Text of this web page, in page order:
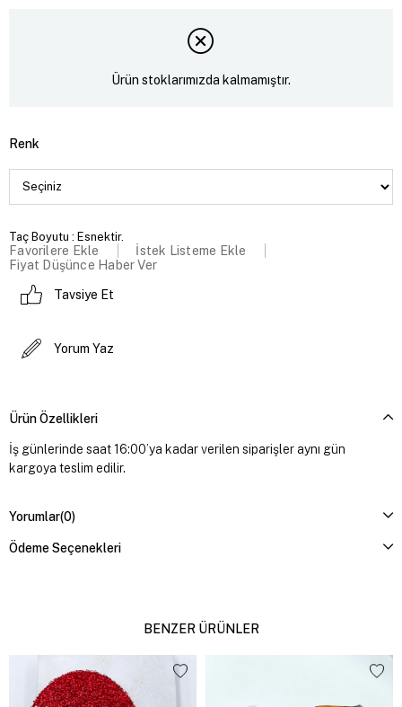
Ürün stoklarımızda kalmamıştır.
Renk
Taç Boyutu : Esnektir.
Favorilere Ekle
İstek Listeme Ekle
Fiyat Düşünce Haber Ver
Tavsiye Et
Yorum Yaz
Ürün Özellikleri
İş günlerinde saat 16:00’ya kadar verilen siparişler aynı gün
kargoya teslim edilir.
Yorumlar(0)
Ödeme Seçenekleri
BENZER ÜRÜNLER